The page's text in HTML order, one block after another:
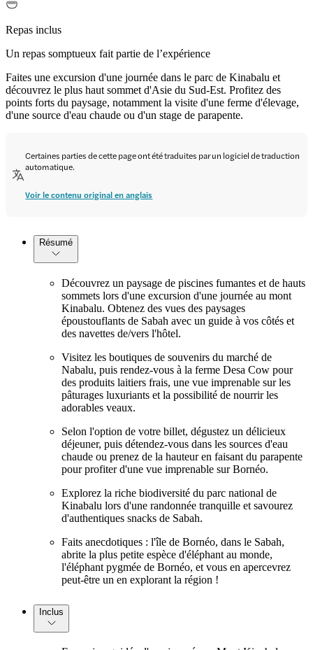
Repas inclus
Un repas somptueux fait partie de l’expérience
Faites une excursion d'une journée dans le parc de Kinabalu et
découvrez le plus haut sommet d'Asie du Sud-Est. Profitez des
points forts du paysage, notamment la visite d'une ferme d'élevage,
d'une source d'eau chaude ou d'un stage de parapente.
Certaines parties de cette page ont été traduites par un logiciel de traduction
automatique.
Voir le contenu original en anglais
Résumé
Découvrez un paysage de piscines fumantes et de hauts
sommets lors d'une excursion d'une journée au mont
Kinabalu. Obtenez des vues des paysages
époustouflants de Sabah avec un guide à vos côtés et
des navettes de/vers l'hôtel.
Visitez les boutiques de souvenirs du marché de
Nabalu, puis rendez-vous à la ferme Desa Cow pour
des produits laitiers frais, une vue imprenable sur les
pâturages luxuriants et la possibilité de nourrir les
adorables veaux.
Selon l'option de votre billet, dégustez un délicieux
déjeuner, puis détendez-vous dans les sources d'eau
chaude ou prenez de la hauteur en faisant du parapente
pour profiter d'une vue imprenable sur Bornéo.
Explorez la riche biodiversité du parc national de
Kinabalu lors d'une randonnée tranquille et savourez
d'authentiques snacks de Sabah.
Faits anecdotiques : l'île de Bornéo, dans le Sabah,
abrite la plus petite espèce d'éléphant au monde,
l'éléphant pygmée de Bornéo, et vous en apercevrez
peut-être un en explorant la région !
Inclus